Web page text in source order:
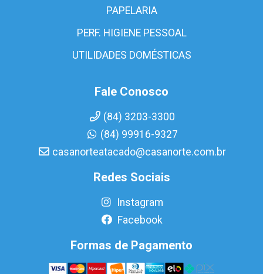
PAPELARIA
PERF. HIGIENE PESSOAL
UTILIDADES DOMÉSTICAS
Fale Conosco
(84) 3203-3300
(84) 99916-9327
casanorteatacado@casanorte.com.br
Redes Sociais
Instagram
Facebook
Formas de Pagamento